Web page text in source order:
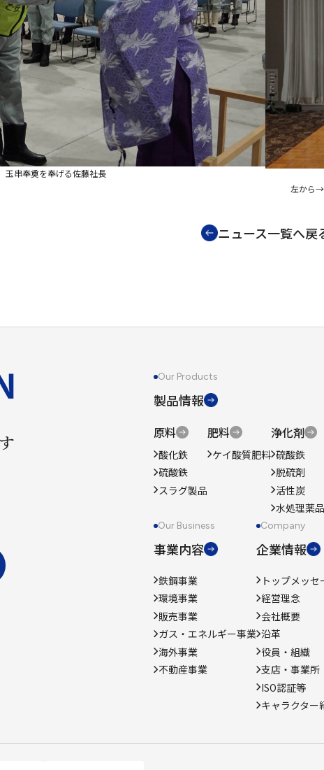
玉串奉奠を奉げる佐藤社長
左から→
ニュース一覧へ戻
Our Products
製品情報
原料
酸化鉄
硫酸鉄
スラグ製品
肥料
ケイ酸質肥料
浄化剤
硫酸鉄
脱硫剤
活性炭
水処理薬品
Our Business
事業内容
鉄鋼事業
環境事業
販売事業
ガス・エネルギー事業
海外事業
不動産事業
Company
企業情報
トップメッセ
経営理念
会社概要
沿革
役員・組織
支店・事業所
ISO認証等
キャラクター